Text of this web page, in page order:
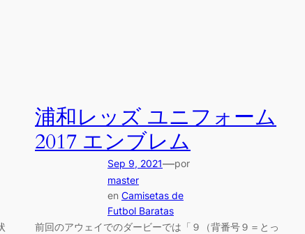
浦和レッズ ユニフォーム
2017 エンブレム
Sep 9, 2021—por
master
en Camisetas de
Futbol Baratas
前回のアウェイでのダービーでは「９（背番号９＝とっ